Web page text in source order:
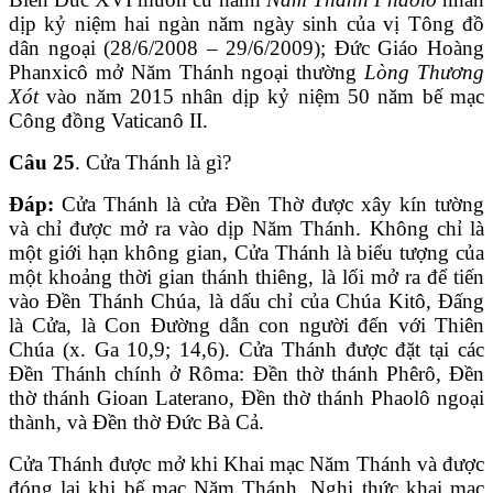
dịp kỷ niệm hai ngàn năm ngày sinh của vị Tông đồ
dân ngoại (28/6/2008 – 29/6/2009); Đức Giáo Hoàng
Phanxicô mở Năm Thánh ngoại thường Lòng Thương
Xótvào năm 2015 nhân dịp kỷ niệm 50 năm bế mạc
Công đồng Vaticanô II.
Câu 25. Cửa Thánh là gì?
Đáp: Cửa Thánh là cửa Đền Thờ được xây kín tường
và chỉ được mở ra vào dịp Năm Thánh. Không chỉ là
một giới hạn không gian, Cửa Thánh là biểu tượng của
một khoảng thời gian thánh thiêng, là lối mở ra để tiến
vào Đền Thánh Chúa, là dấu chỉ của Chúa Kitô, Đấng
là Cửa, là Con Đường dẫn con người đến với Thiên
Chúa (x. Ga 10,9; 14,6). Cửa Thánh được đặt tại các
Đền Thánh chính ở Rôma: Đền thờ thánh Phêrô, Đền
thờ thánh Gioan Laterano, Đền thờ thánh Phaolô ngoại
thành, và Đền thờ Đức Bà Cả.
Cửa Thánh được mở khi Khai mạc Năm Thánh và được
đóng lại khi bế mạc Năm Thánh. Nghi thức khai mạc